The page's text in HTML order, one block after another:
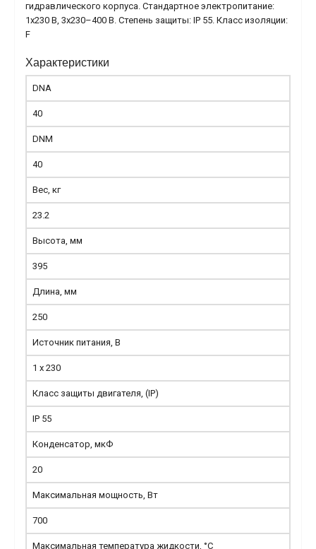
гидравлического корпуса. Стандартное электропитание:
1x230 В, 3x230–400 В. Степень защиты: IP 55. Класс изоляции:
F
Характеристики
DNA
40
DNM
40
Вес, кг
23.2
Высота, мм
395
Длина, мм
250
Источник питания, В
1 x 230
Класс защиты двигателя, (IP)
IP 55
Конденсатор, мкФ
20
Максимальная мощность, Вт
700
Максимальная температура жидкости, °С